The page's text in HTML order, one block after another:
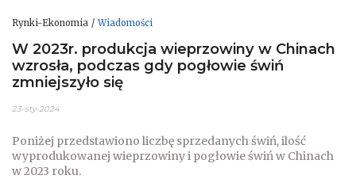
Rynki-Ekonomia Wiadomości
W 2023r. produkcja wieprzowiny w Chinach
wzrosła, podczas gdy pogłowie świń
zmniejszyło się
23-sty-2024
Poniżej przedstawiono liczbę sprzedanych świń, ilość
wyprodukowanej wieprzowiny i pogłowie świń w Chinach
w 2023 roku.